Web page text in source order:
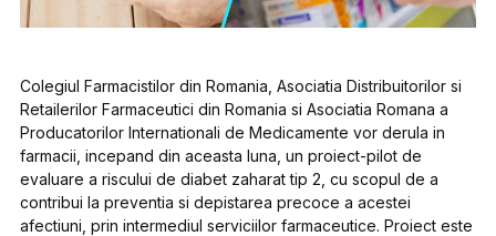
Colegiul Farmacistilor din Romania, Asociatia Distribuitorilor si
Retailerilor Farmaceutici din Romania si Asociatia Romana a
Producatorilor Internationali de Medicamente vor derula in
farmacii, incepand din aceasta luna, un proiect-pilot de
evaluare a riscului de diabet zaharat tip 2, cu scopul de a
contribui la preventia si depistarea precoce a acestei
afectiuni, prin intermediul serviciilor farmaceutice. Proiect este